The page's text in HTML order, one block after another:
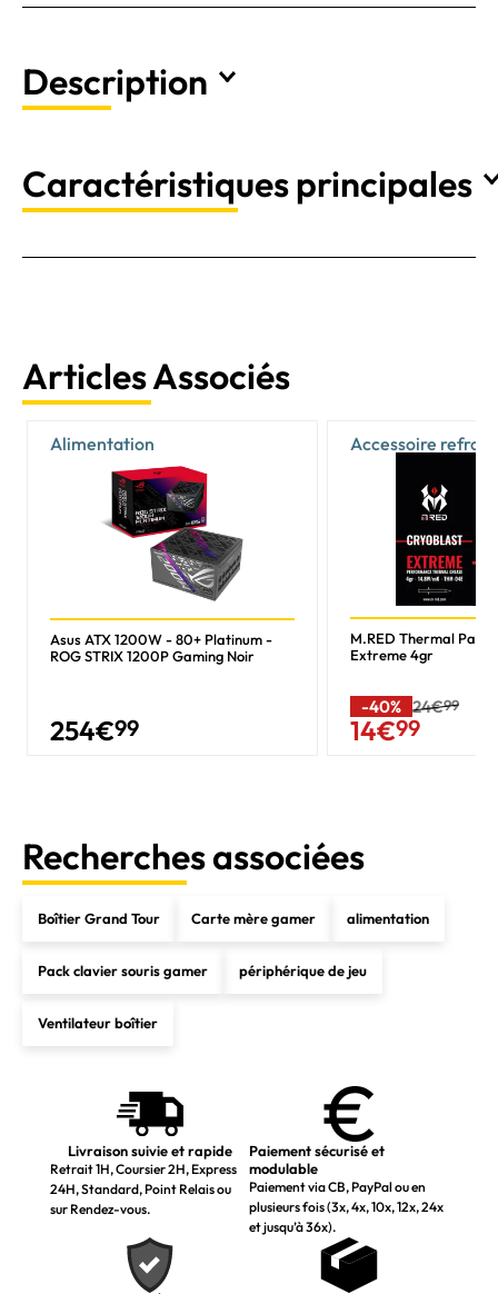
Description
Caractéristiques principales
Articles Associés
Alimentation
Asus ATX 1200W - 80+ Platinum -
ROG STRIX 1200P Gaming Noir
254€99
Accessoire
M.RED Thermal Paste
Extreme 4gr
-40% 24€99
14€99
Recherches associées
Boîtier Grand Tour Carte mère gamer alimentation
Pack clavier souris gamer périphérique de jeu
Ventilateur boîtier
Livraison suivie et rapide
Retrait 1H, Coursier 2H, Express
24H, Standard, Point Relais ou
sur Rendez-vous.
Paiement sécurisé et
modulable
Paiement via CB, PayPal ou en
plusieurs fois (3x, 4x, 10x, 12x, 24x
et jusqu’à 36x).